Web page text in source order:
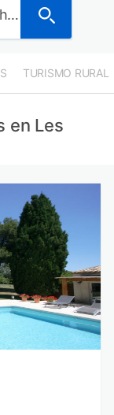
Les Baux-de-Provence, Bouches-du-Rhône, Francia
TURISMO RURAL
en Les